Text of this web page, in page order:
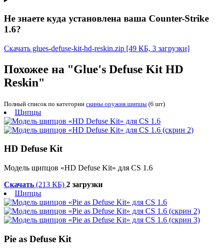
Не знаете куда установлена ваша Counter-Strike
1.6?
Скачать glues-defuse-kit-hd-reskin.zip [49 КБ, 3 загрузки]
Похожее на "Glue's Defuse Kit HD
Reskin"
Полный список по категории скины оружия щипцы (6 шт)
Щипцы
HD Defuse Kit
Модель щипцов «HD Defuse Kit» для CS 1.6
Скачать (213 КБ) 2 загрузки
Щипцы
Pie as Defuse Kit